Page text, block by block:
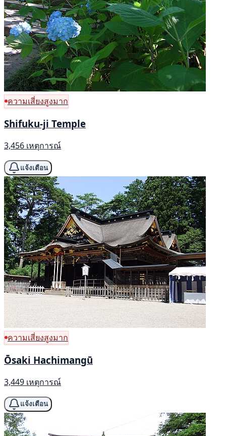
ความเสี่ยงสูงมาก
Shifuku-ji Temple
3,456 เหตุการณ์
แจ้งเตือน
ความเสี่ยงสูงมาก
Ōsaki Hachimangū
3,449 เหตุการณ์
แจ้งเตือน